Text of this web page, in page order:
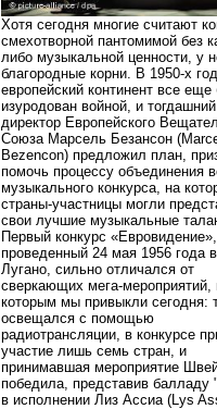
Хотя сегодня многие считают
смехотворной пантомимой без
либо музыкальной ценности, у
благородные корни. В 1950-х
европейский континент все
изуродован войной, и тогдашний
директор Европейского
Союза Марсель Безансон
Bezencon) предложил план,
помочь процессу объединения
музыкального конкурса, на
страны-участницы могли
свои лучшие музыкальные
Первый конкурс «Евровидение»,
проведенный 24 мая 1956 года в
Лугано, сильно отличался от
сверкающих мега-мероприятий,
которым мы привыкли сегодня:
освещался с помощью
радиотрансляции, в конкурсе
участие лишь семь стран, и
принимавшая мероприятие
победила, представив балладу
в исполнении Лиз Ассиа (Lys